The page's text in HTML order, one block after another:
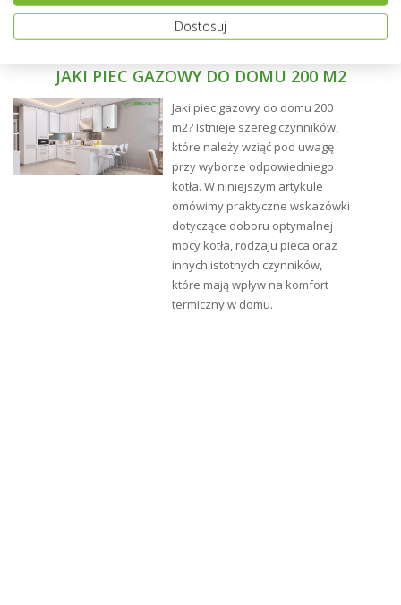
- Korpus zaworu wykonany z mosiądzu, z gwintami
- Zakres obrotu siłownika – 90 stopni.
- Przyłącza zaworu w formie ośmiokąta ułatwiające
montaż.
- Diody siłownika ARM ProClick informują o aktualnym
kierunku obrotu zawieradła zaworu.
- Urządzenia wyposażone w system ProClick –
pozwala na bezpośredni montaż siłownika na zaworze
bez użycia dodatkowych narzędzi.
Elementy dostawy
JAKI PIEC GAZOWY DO DOMU 200 M2
Jaki piec gazowy do domu 200
m2? Istnieje szereg czynników,
które należy wziąć pod uwagę
przy wyborze odpowiedniego
kotła. W niniejszym artykule
omówimy praktyczne wskazówki
dotyczące doboru optymalnej
mocy kotła, rodzaju pieca oraz
innych istotnych czynników,
które mają wpływ na komfort
termiczny w domu.
Dostosuj